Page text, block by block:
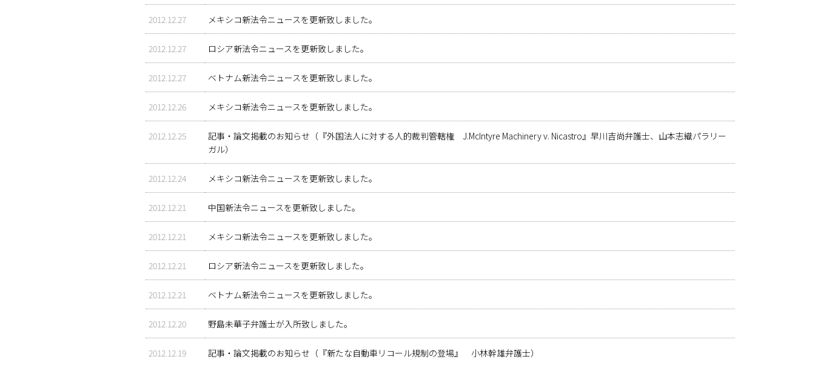
2012.12.27 メキシコ新法令ニュースを更新致しました。
2012.12.27 ロシア新法令ニュースを更新致しました。
2012.12.27 ベトナム新法令ニュースを更新致しました。
2012.12.26 メキシコ新法令ニュースを更新致しました。
2012.12.25
記事・論文掲載のお知らせ（『外国法人に対する人的裁判管轄権 J.McIntyre Machinery v. Nicastro』早川吉尚弁護士、山本志織パラリー
ガル）
2012.12.24 メキシコ新法令ニュースを更新致しました。
2012.12.21 中国新法令ニュースを更新致しました。
2012.12.21 メキシコ新法令ニュースを更新致しました。
2012.12.21 ロシア新法令ニュースを更新致しました。
2012.12.21 ベトナム新法令ニュースを更新致しました。
2012.12.20 野島未華子弁護士が入所致しました。
2012.12.19 記事・論文掲載のお知らせ（『新たな自動車リコール規制の登場』 小林幹雄弁護士）